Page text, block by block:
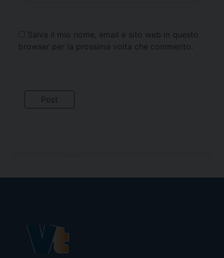
Salva il mio nome, email e sito web in questo
browser per la prossima volta che commento.